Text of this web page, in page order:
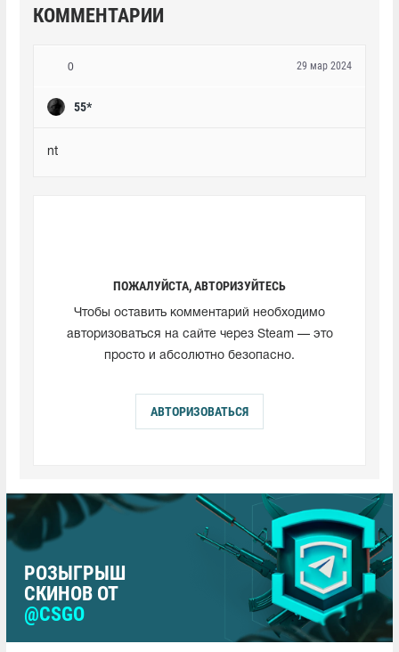
КОММЕНТАРИИ
0
55*
29 мар 2024
nt
ПОЖАЛУЙСТА, АВТОРИЗУЙТЕСЬ
Чтобы оставить комментарий необходимо
авторизоваться на сайте через Steam — это
просто и абсолютно безопасно.
АВТОРИЗОВАТЬСЯ
РОЗЫГРЫШ
СКИНОВ ОТ
@CSGO